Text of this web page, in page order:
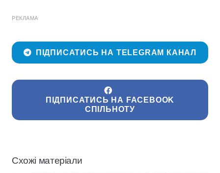
РЕКЛАМА
ПІДПИСАТИСЬ НА TELEGRAM КАНАЛ
ПІДПИСАТИСЬ НА FACEBOOK
СПІЛЬНОТУ
Схожі матеріали